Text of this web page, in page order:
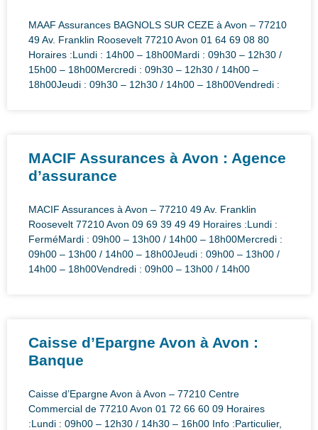
MAAF Assurances BAGNOLS SUR CEZE à Avon – 77210
49 Av. Franklin Roosevelt 77210 Avon 01 64 69 08 80
Horaires :Lundi : 14h00 – 18h00Mardi : 09h30 – 12h30 /
15h00 – 18h00Mercredi : 09h30 – 12h30 / 14h00 –
18h00Jeudi : 09h30 – 12h30 / 14h00 – 18h00Vendredi :
MACIF Assurances à Avon : Agence
d’assurance
MACIF Assurances à Avon – 77210 49 Av. Franklin
Roosevelt 77210 Avon 09 69 39 49 49 Horaires :Lundi :
FerméMardi : 09h00 – 13h00 / 14h00 – 18h00Mercredi :
09h00 – 13h00 / 14h00 – 18h00Jeudi : 09h00 – 13h00 /
14h00 – 18h00Vendredi : 09h00 – 13h00 / 14h00
Caisse d’Epargne Avon à Avon :
Banque
Caisse d’Epargne Avon à Avon – 77210 Centre
Commercial de 77210 Avon 01 72 66 60 09 Horaires
:Lundi : 09h00 – 12h30 / 14h30 – 16h00 Info :Particulier,